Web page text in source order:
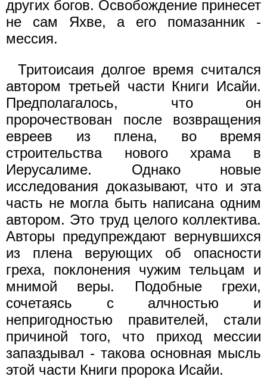
других богов. Освобождение принесет
не сам Яхве, а его помазанник -
мессия.
Тритоисаия долгое время считался
автором третьей части Книги Исайи.
Предполагалось, что он
пророчествован после возвращения
евреев из плена, во время
строительства нового храма в
Иерусалиме. Однако новые
исследования доказывают, что и эта
часть не могла быть написана одним
автором. Это труд целого коллектива.
Авторы предупреждают вернувшихся
из плена верующих об опасности
греха, поклонения чужим тельцам и
мнимой веры. Подобные грехи,
сочетаясь с алчностью и
непригодностью правителей, стали
причиной того, что приход мессии
запаздывал - такова основная мысль
этой части Книги пророка Исайи.